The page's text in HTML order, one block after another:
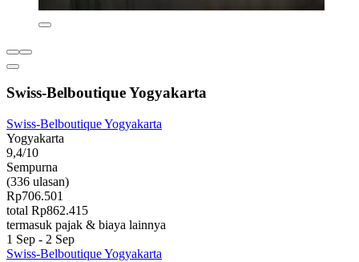
Swiss-Belboutique Yogyakarta
Swiss-Belboutique Yogyakarta
Yogyakarta
9,4/10
Sempurna
(336 ulasan)
Rp706.501
total Rp862.415
termasuk pajak & biaya lainnya
1 Sep - 2 Sep
Swiss-Belboutique Yogyakarta